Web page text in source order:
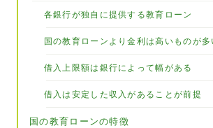
各銀行が独自に提供する教育ローン
国の教育ローンより金利は高いものが多
借入上限額は銀行によって幅がある
借入は安定した収入があることが前提
国の教育ローンの特徴